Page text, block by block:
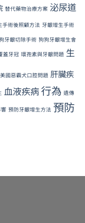
替代藥物治療方案 泌尿道
手術後照顧方法 牙齦增生手術
牙齦切除手術 狗狗牙齦增生會
蓋牙冠 環孢素與牙齦問題 生
美國惡霸犬口腔問題 肝臟疾
血液疾病行為 遺傳
預防牙齦增生方法 預防